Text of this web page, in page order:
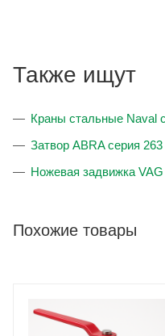
Также ищут
Краны стальные Naval
Затвор ABRA серия 263
Ножевая задвижка
Похожие товары